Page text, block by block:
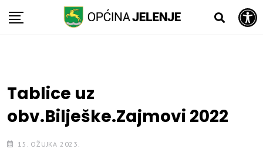
Open toolbar
Skip
Tablice uz
obv.Bilješke.Zajmovi 2022
15. OŽUJKA 2023.